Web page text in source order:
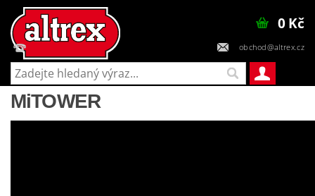
obchod@altrex.cz
0 Kč
MiTOWER